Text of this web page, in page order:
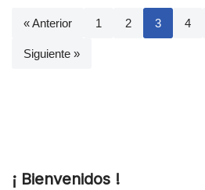
« Anterior 1 2 3 4
Siguiente »
¡ Bienvenidos !